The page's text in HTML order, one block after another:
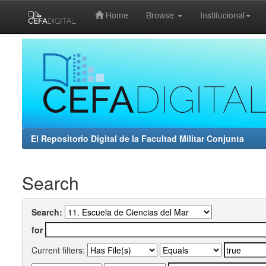
Home Browse Institucional
El Repositorio Digital de la Facultad Militar Conjunta
Search
Search:
for
Current filters: